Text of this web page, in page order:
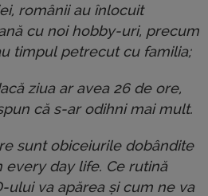
românii au înlocuit
cu noi hobby-uri, precum
timpul petrecut cu familia;
ziua ar avea 26 de ore,
că s-ar odihni mai mult.
sunt obiceiurile dobândite
every day life. Ce rutină
ului va apărea și cum ne va